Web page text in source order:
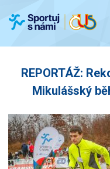
REPORTÁŽ:
Mikulášský